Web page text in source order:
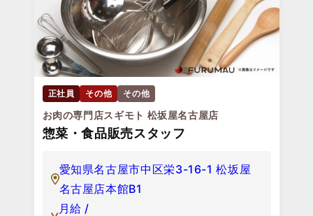
正社員 その他 その他
お肉の専門店スギモト 松坂屋名古屋店
惣菜・食品販売スタッフ
愛知県名古屋市中区栄3-16-1 松坂屋
名古屋店本館B1
月給 /